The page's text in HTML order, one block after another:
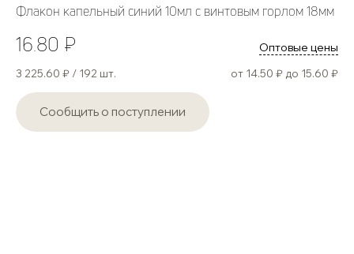
Флакон капельный синий 10мл с винтовым горлом 18мм
16.80 ₽ Оптовые цены
3 225.60 ₽ / 192 шт. от 14.50 ₽ до 15.60 ₽
Сообщить о поступлении